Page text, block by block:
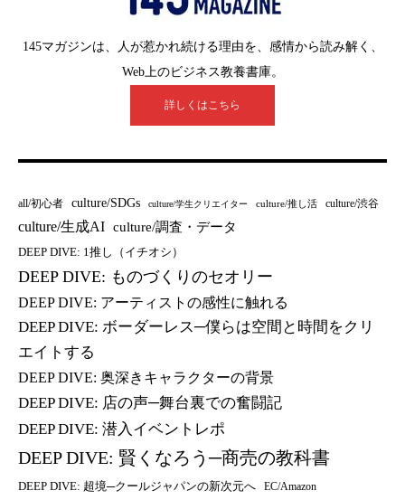
145マガジンは、人が惹かれ続ける理由を、感情から読み解く、
Web上のビジネス教養書庫。
詳しくはこちら
all/初心者 culture/SDGs culture/学生クリエイター culture/推し活 culture/渋谷
culture/生成AI culture/調査・データ
DEEP DIVE: 1推し（イチオシ）
DEEP DIVE: ものづくりのセオリー
DEEP DIVE: アーティストの感性に触れる
DEEP DIVE: ボーダーレス─僕らは空間と時間をクリ
エイトする
DEEP DIVE: 奥深きキャラクターの背景
DEEP DIVE: 店の声─舞台裏での奮闘記
DEEP DIVE: 潜入イベントレポ
DEEP DIVE: 賢くなろう─商売の教科書
DEEP DIVE: 超境─クールジャパンの新次元へ EC/Amazon